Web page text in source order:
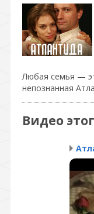
Любая семья —
непознанная
Видео